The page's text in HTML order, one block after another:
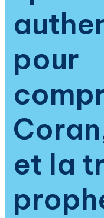
pour
et la